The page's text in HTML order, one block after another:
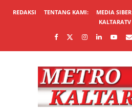
REDAKSI TENTANG KAMI: MEDIA SIBER
KALTARATV